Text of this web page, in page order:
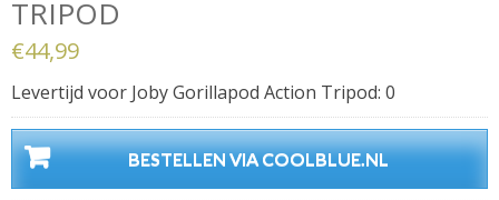
TRIPOD
€44,99
Levertijd voor Joby Gorillapod Action Tripod: 0
BESTELLEN VIA COOLBLUE.NL